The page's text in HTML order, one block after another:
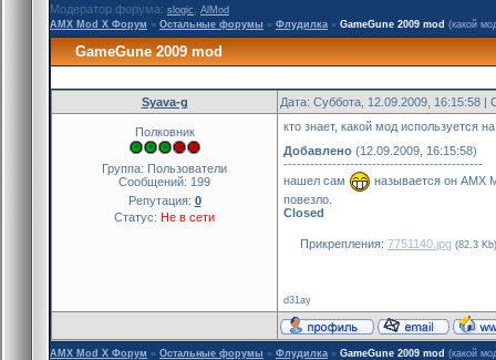
Модератор форума: slogic
AlMod
AMX Mod X Форум » Остальные форумы » Флудилка » GameGune 2009 mod (какой
GameGune 2009 mod
Syava-g Дата: Суббота, 12.09.2009, 16:15:58
Полковник
Группа: Пользователи
Сообщений: 199
Репутация: 0
Статус: Не в сети
кто знает, какой мод используется
Добавлено (12.09.2009, 16:15:58)
---------------------------------------------
нашел сам
называется он AMX
повезло.
Closed
Прикрепления: 7751140.jpg (82.3 Kb)
d31ay
AMX Mod X Форум » Остальные форумы » Флудилка » GameGune 2009 mod (какой